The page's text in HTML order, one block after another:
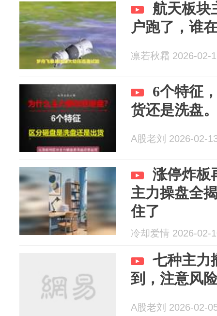
航天板块
户跑了，谁
凛若秋霜 2026-02-
6个特征
货还是洗盘
A股老刘 2026-02-
涨停炸板
主力操盘全
住了
冷却爱情 2026-02-
七种主力
到，注意风
A股老刘 2026-02-